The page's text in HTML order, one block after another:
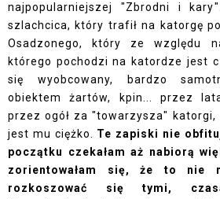
najpopularniejszej "Zbrodni i
szlachcica, który trafił na katorgę
Osadzonego, który ze względu
którego pochodzi na katordze jest
się wyobcowany, bardzo
obiektem żartów, kpin... przez
przez ogół za "towarzysza" katorgi,
jest mu ciężko. Te zapiski nie
początku czekałam aż nabiorą
zorientowałam się, że to nie
rozkoszować się tymi,